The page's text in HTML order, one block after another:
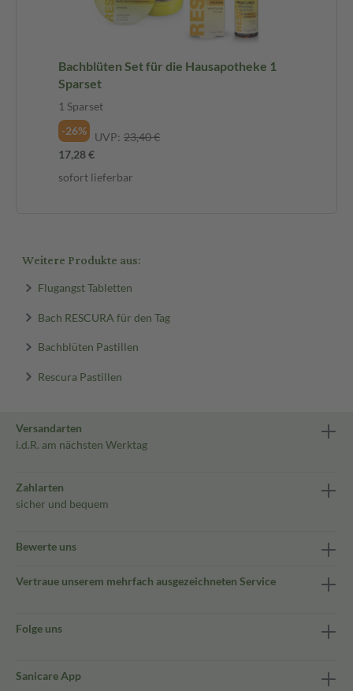
Bachblüten Set für die Hausapotheke 1
Sparset
1 Sparset
-26%
UVP: 23,40 €
17,28 €
sofort lieferbar
Weitere Produkte aus:
Flugangst Tabletten
Bach RESCURA für den Tag
Bachblüten Pastillen
Rescura Pastillen
Versandarten
i.d.R. am nächsten Werktag
Zahlarten
sicher und bequem
Bewerte uns
Vertraue unserem mehrfach ausgezeichneten Service
Folge uns
Sanicare App